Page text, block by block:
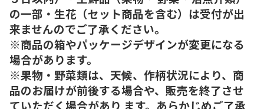
の一部・生花（セット商品を含む）は受付が出
来ませんのでご了承ください。
※商品の箱やパッケージデザインが変更になる
場合があります。
※果物・野菜類は、天候、作柄状況により、商
品のお届けが前後する場合や、販売を終了させ
ていただく場合があり ます。あらかじめご了承